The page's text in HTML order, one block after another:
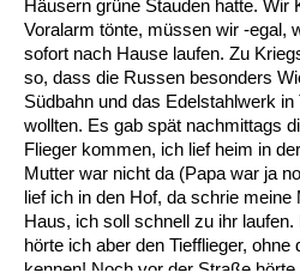
Häusern grüne Stauden hatte. Wir
Voralarm tönte, müssen wir -egal,
sofort nach Hause laufen. Zu
so, dass die Russen besonders
Südbahn und das Edelstahlwerk in
wollten. Es gab spät nachmittags
Flieger kommen, ich lief heim in
Mutter war nicht da (Papa war ja
lief ich in den Hof, da schrie
Haus, ich soll schnell zu ihr
hörte ich aber den Tiefflieger,
kennen! Noch vor der Straße